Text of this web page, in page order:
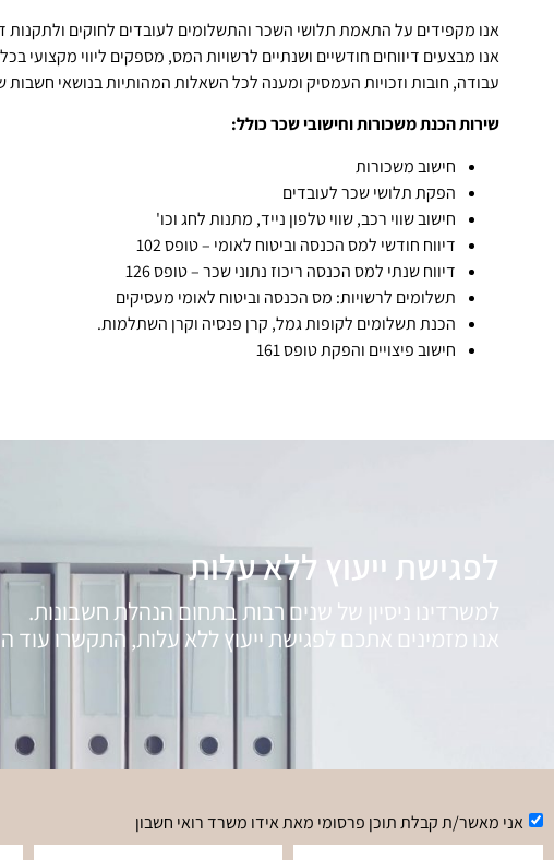
אנו מקפידים על התאמת תלושי השכר והתשלומים לעובדים לחוקים ולתקנות
אנו מבצעים דיווחים חודשיים ושנתיים לרשויות המס, מספקים ליווי מקצועי
עבודה, חובות וזכויות העמסיק ומענה לכל השאלות המהותיות בנושאי חשבות
שירות הכנת משכורות וחישובי שכר כולל:
חישוב משכורות
הפקת תלושי שכר לעובדים
חישוב שווי רכב, שווי טלפון נייד, מתנות לחג וכו'
דיווח חודשי למס הכנסה וביטוח לאומי – טופס 102
דיווח שנתי למס הכנסה ריכוז נתוני שכר – טופס 126
תשלומים לרשויות: מס הכנסה וביטוח לאומי מעסיקים
הכנת תשלומים לקופות גמל, קרן פנסיה וקרן השתלמות.
חישוב פיצויים והפקת טופס 161
לפגישת ייעוץ ללא עלות
למשרדינו ניסיון של שנים רבות בתחום הנהלת חשבונות.
אנו מזמינים אתכם לפגישת ייעוץ ללא עלות, התקשרו עוד
אני מאשר/ת קבלת תוכן פרסומי מאת אידו משרד רואי חשבון